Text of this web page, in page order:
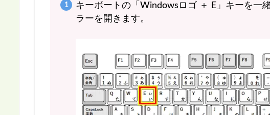
キーボートの「Windowsロゴ ＋ E」キーを一
ラーを開きます。